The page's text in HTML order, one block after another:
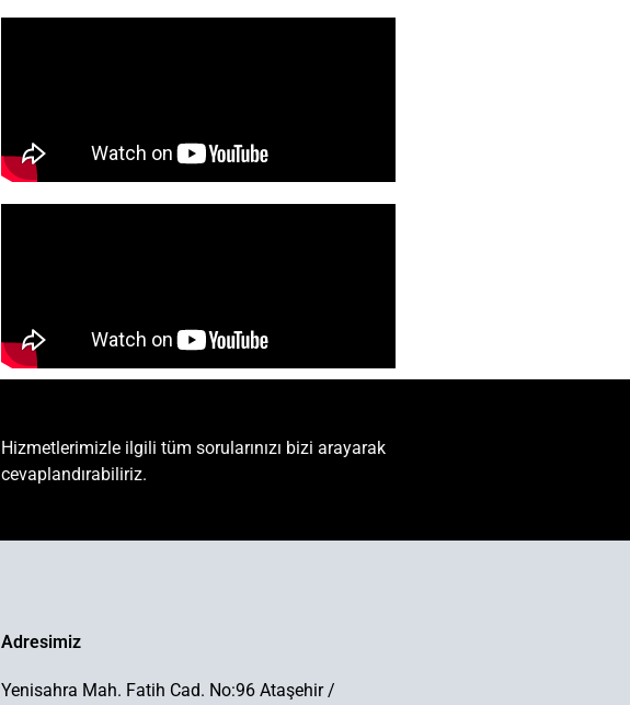
Diz Protezi Sonrası Fizik Tedavi Rehabilitasyon - Eksen Sağlık
Hizmetlerimizle ilgili tüm sorularınızı bizi arayarak
cevaplandırabiliriz.
Adresimiz
Yenisahra Mah. Fatih Cad. No:96 Ataşehir /